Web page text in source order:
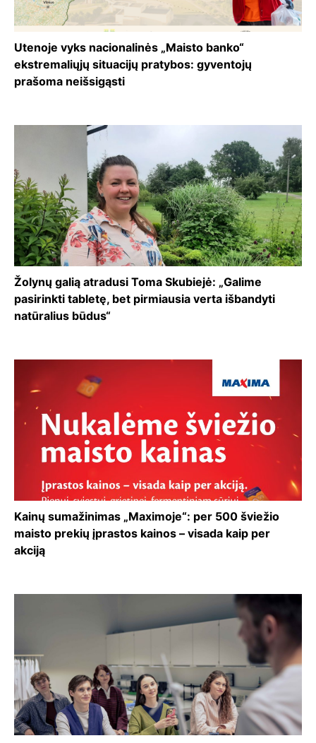
Utenoje vyks nacionalinės „Maisto banko“
ekstremaliųjų situacijų pratybos: gyventojų
prašoma neišsigąsti
Žolynų galią atradusi Toma Skubiejė: „Galime
pasirinkti tabletę, bet pirmiausia verta išbandyti
natūralius būdus“
Kainų sumažinimas „Maximoje“: per 500 šviežio
maisto prekių įprastos kainos – visada kaip per
akciją